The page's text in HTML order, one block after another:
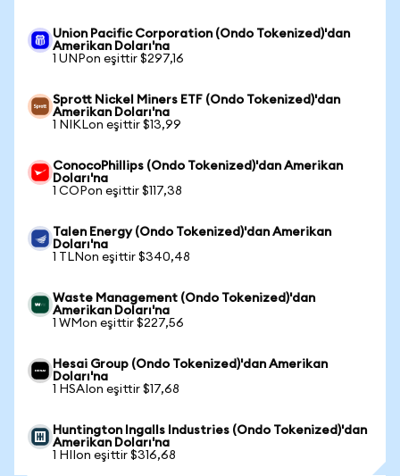
Union Pacific Corporation (Ondo Tokenized)'dan
Amerikan Doları'na
1 UNPon eşittir $297,16
Sprott Nickel Miners ETF (Ondo Tokenized)'dan
Amerikan Doları'na
1 NIKLon eşittir $13,99
ConocoPhillips (Ondo Tokenized)'dan Amerikan
Doları'na
1 COPon eşittir $117,38
Talen Energy (Ondo Tokenized)'dan Amerikan
Doları'na
1 TLNon eşittir $340,48
Waste Management (Ondo Tokenized)'dan
Amerikan Doları'na
1 WMon eşittir $227,56
Hesai Group (Ondo Tokenized)'dan Amerikan
Doları'na
1 HSAIon eşittir $17,68
Huntington Ingalls Industries (Ondo Tokenized)'dan
Amerikan Doları'na
1 HIIon eşittir $316,68